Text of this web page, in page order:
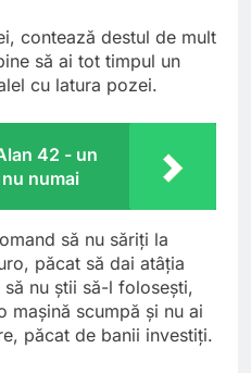
contează destul de mult
să ai tot timpul un
cu latura pozei.
42 - un
numai
să nu săriţi la
păcat să dai atâţia
nu ştii să-l foloseşti,
maşină scumpă şi nu ai
păcat de banii investiţi.